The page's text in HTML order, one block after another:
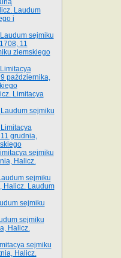
Laudum
i
sejmiku
11
ziemskiego
października,
Limitacya
sejmiku
grudnia,
sejmiku
Halicz.
sejmiku
Halicz. Laudum
sejmiku
sejmiku
Halicz.
sejmiku
Halicz.